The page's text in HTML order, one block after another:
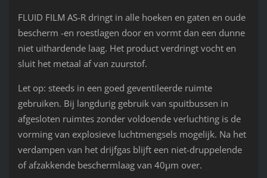
FLUID FILM AS-R dringt in alle hoeken en gaten en oude
bescherm -en roestlagen door en vormt dan een dunne
niet uithardende laag. Het product verdringt vocht en
sluit het metaal af van zuurstof.
Let op: steeds in een goed geventileerde ruimte
gebruiken. Bij langdurig gebruik van spuitbussen in
afgesloten ruimtes zonder voldoende verluchting is de
vorming van explosieve luchtmengsels mogelijk. Na het
verdampen van het drijfgas blijft een niet-druppelende
of afzakkende beschermlaag van 40µm over.